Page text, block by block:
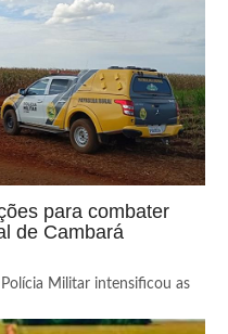
para combater
de Cambará
Militar intensificou as